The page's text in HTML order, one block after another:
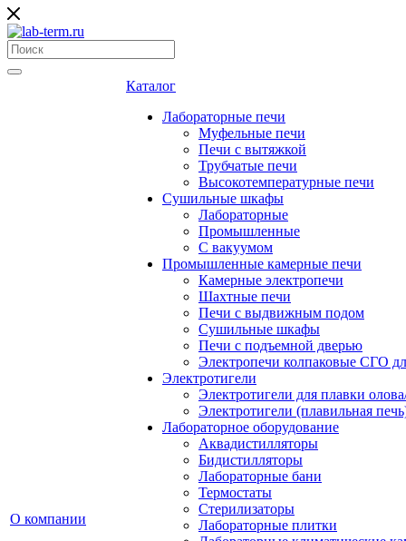
О компании
Каталог
Лабораторные печи
Муфельные печи
Печи с вытяжкой
Трубчатые печи
Высокотемпературные печи
Сушильные шкафы
Лабораторные
Промышленные
С вакуумом
Промышленные камерные печи
Камерные электропечи
Шахтные печи
Печи с выдвижным подом
Сушильные шкафы
Печи с подъемной дверью
Электропечи колпаковые СГО
Электротигели
Электротигели для плавки
Электротигели (плавильная
Лабораторное оборудование
Аквадистилляторы
Бидистилляторы
Лабораторные бани
Термостаты
Стерилизаторы
Лабораторные плитки